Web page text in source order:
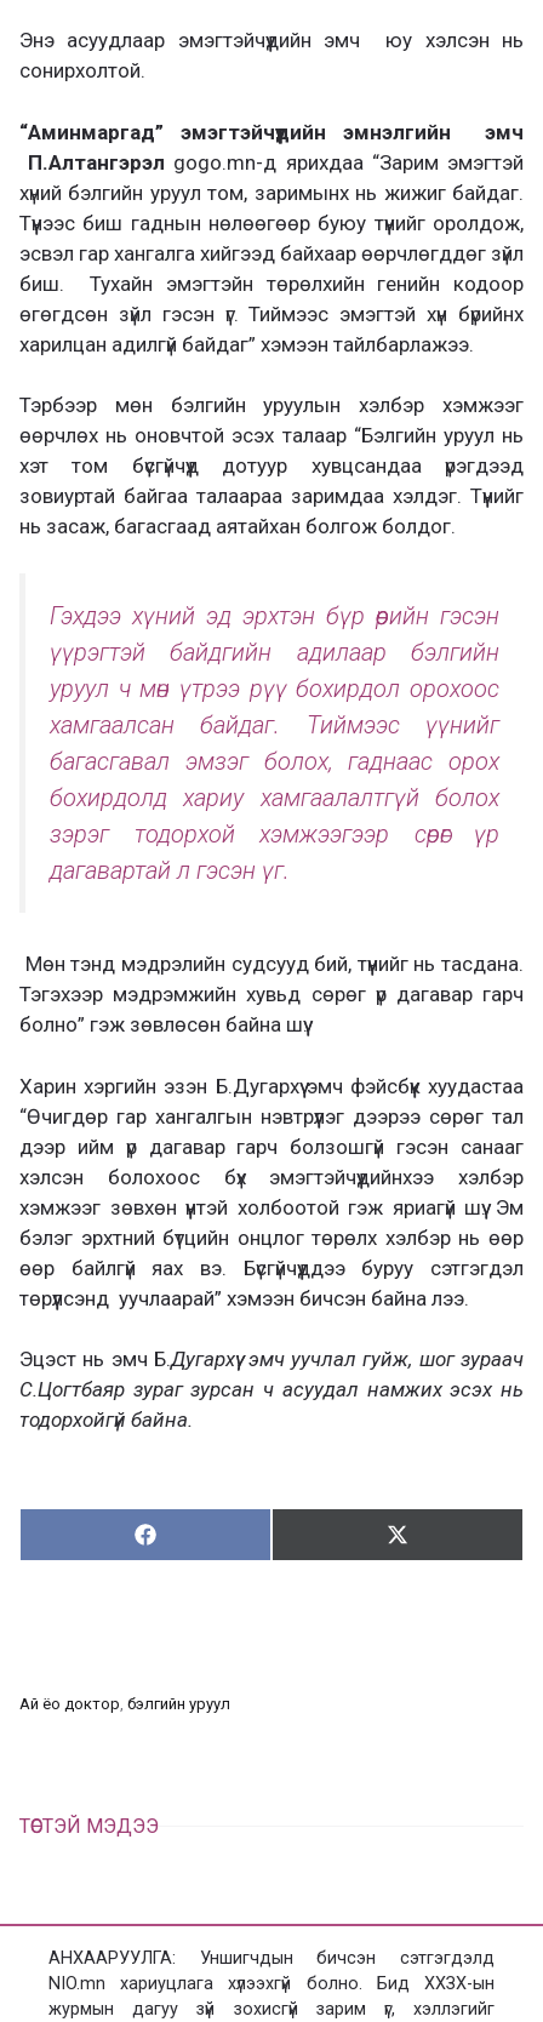
Энэ асуудлаар эмэгтэйчүүдийн эмч юу хэлсэн нь
сонирхолтой.
“Аминмаргад” эмэгтэйчүүдийн эмнэлгийн эмч
П.Алтангэрэл gogo.mn-д ярихдаа “Зарим эмэгтэй
хүний бэлгийн уруул том, заримынх нь жижиг байдаг.
Түүнээс биш гаднын нөлөөгөөр буюу түүнийг оролдож,
эсвэл гар хангалга хийгээд байхаар өөрчлөгддөг зүйл
биш. Тухайн эмэгтэйн төрөлхийн генийн кодоор
өгөгдсөн зүйл гэсэн үг. Тиймээс эмэгтэй хүн бүрийнх
харилцан адилгүй байдаг” хэмээн тайлбарлажээ.
Тэрбээр мөн бэлгийн уруулын хэлбэр хэмжээг
өөрчлөх нь оновчтой эсэх талаар “Бэлгийн уруул нь
хэт том бүсгүйчүүд дотуур хувцсандаа үрэгдээд
зовиуртай байгаа талаараа заримдаа хэлдэг. Түүнийг
нь засаж, багасгаад аятайхан болгож болдог.
Гэхдээ хүний эд эрхтэн бүр өөрийн гэсэн
үүрэгтэй байдгийн адилаар бэлгийн
уруул ч мөн үтрээ рүү бохирдол орохоос
хамгаалсан байдаг. Тиймээс үүнийг
багасгавал эмзэг болох, гаднаас орох
бохирдолд хариу хамгаалалтгүй болох
зэрэг тодорхой хэмжээгээр сөрөг үр
дагавартай л гэсэн үг.
Мөн тэнд мэдрэлийн судсууд бий, түүнийг нь тасдана.
Тэгэхээр мэдрэмжийн хувьд сөрөг үр дагавар гарч
болно” гэж зөвлөсөн байна шүү.
Харин хэргийн эзэн Б.Дугархүү эмч фэйсбүүк хуудастаа
“Өчигдөр гар хангалгын нэвтрүүлэг дээрээ сөрөг тал
дээр ийм үр дагавар гарч болзошгүй гэсэн санааг
хэлсэн болохоос бүх эмэгтэйчүүдийнхээ хэлбэр
хэмжээг зөвхөн үүнтэй холбоотой гэж яриагүй шүү. Эм
бэлэг эрхтний бүтцийн онцлог төрөлх хэлбэр нь өөр
өөр байлгүй яах вэ. Бүсгүйчүүддээ буруу сэтгэгдэл
төрүүлсэнд уучлаарай” хэмээн бичсэн байна лээ.
Эцэст нь эмч Б.Дугархүүэмч уучлал гуйж, шог зураач
С.Цогтбаяр зураг зурсан ч асуудал намжих эсэх нь
тодорхойгүй байна.
Хуваалцах:
Х
у
х
Түгээх:
Т
Ай ёо доктор бэлгийн уруул
ТӨСТЭЙ МЭДЭЭ
АНХААРУУЛГА: Уншигчдын бичсэн сэтгэгдэлд
NIO.mn хариуцлага хүлээхгүй болно. Бид ХХЗХ-ын
журмын дагуу зүй зохисгүй зарим үг, хэллэгийг